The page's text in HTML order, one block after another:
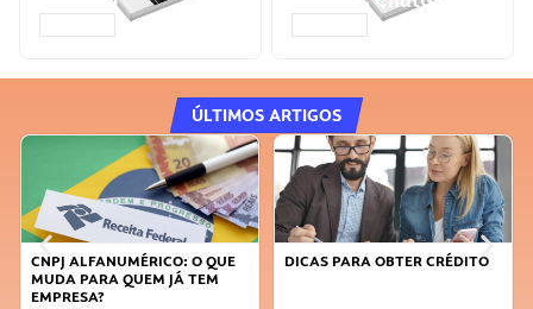
ÚLTIMOS ARTIGOS
CNPJ ALFANUMÉRICO: O QUE
MUDA PARA QUEM JÁ TEM
EMPRESA?
DICAS PARA OBTER CRÉDITO